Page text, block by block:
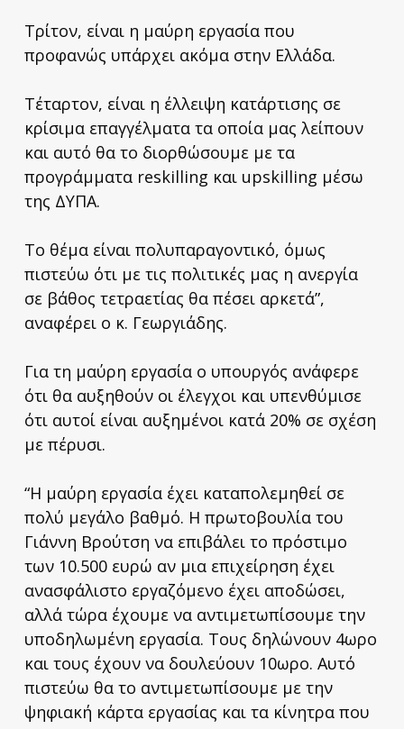
Τρίτον, είναι η μαύρη εργασία που
προφανώς υπάρχει ακόμα στην Ελλάδα.
Τέταρτον, είναι η έλλειψη κατάρτισης σε
κρίσιμα επαγγέλματα τα οποία μας λείπουν
και αυτό θα το διορθώσουμε με τα
προγράμματα reskilling και upskilling μέσω
της ΔΥΠΑ.
Το θέμα είναι πολυπαραγοντικό, όμως
πιστεύω ότι με τις πολιτικές μας η ανεργία
σε βάθος τετραετίας θα πέσει αρκετά”,
αναφέρει ο κ. Γεωργιάδης.
Για τη μαύρη εργασία ο υπουργός ανάφερε
ότι θα αυξηθούν οι έλεγχοι και υπενθύμισε
ότι αυτοί είναι αυξημένοι κατά 20% σε σχέση
με πέρυσι.
“Η μαύρη εργασία έχει καταπολεμηθεί σε
πολύ μεγάλο βαθμό. Η πρωτοβουλία του
Γιάννη Βρούτση να επιβάλει το πρόστιμο
των 10.500 ευρώ αν μια επιχείρηση έχει
ανασφάλιστο εργαζόμενο έχει αποδώσει,
αλλά τώρα έχουμε να αντιμετωπίσουμε την
υποδηλωμένη εργασία. Τους δηλώνουν 4ωρο
και τους έχουν να δουλεύουν 10ωρο. Αυτό
πιστεύω θα το αντιμετωπίσουμε με την
ψηφιακή κάρτα εργασίας και τα κίνητρα που